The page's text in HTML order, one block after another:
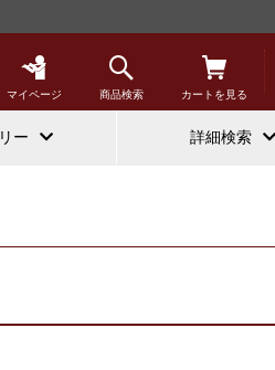
マイページ 商品検索 カートを見る
ー 詳細検索